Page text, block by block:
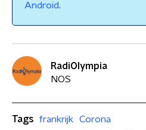
Android.
RadiOlympia
NOS
Tags frankrijk
Corona